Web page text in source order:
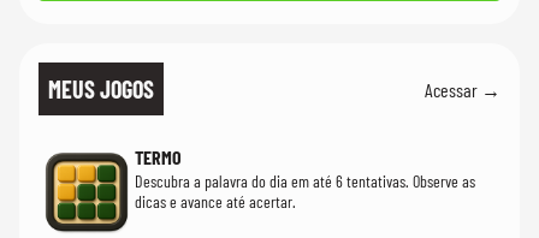
MEUS JOGOS Acessar →
TERMO
Descubra a palavra do dia em até 6 tentativas. Observe as
dicas e avance até acertar.